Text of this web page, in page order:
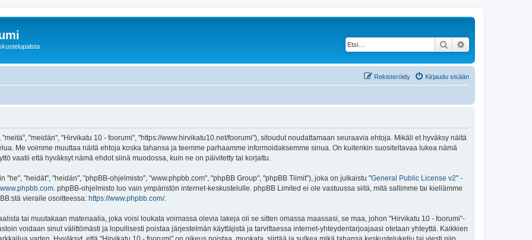
Etsi
Kirjaudu sisään
Rekisteröidy
"meidän", "Hirvikatu 10 - foorumi", "https://www.hirvikatu10.net/foorumi"), sitoudut noudattamaan seuraavia ehtoja. Mikäli et hyväksy näitä
Me voimme muuttaa näitä ehtoja koska tahansa ja teemme parhaamme informoidaksemme sinua. On kuitenkin suositeltavaa lukea nämä
vaatii että hyväksyt nämä ehdot siinä muodossa, kuin ne on päivitetty tai korjattu.
"heidät", "heidän", "phpBB-ohjelmisto", "www.phpbb.com", "phpBB Group", "phpBB Tiimit"), joka on julkaistu "General Public License v2" -
www.phpbb.com . phpBB-ohjelmisto luo vain ympäristön internet-keskustelulle. phpBB Limited ei ole vastuussa siitä, mitä sallimme tai kiellämme
vieraile osoitteessa: https://www.phpbb.com/.
tai muutakaan materiaalia, joka voisi loukata voimassa olevia lakeja oli se sitten omassa maassasi, se maa, johon "Hirvikatu 10 - foorumi"-
voidaan sinut välittömästi ja lopullisesti poistaa järjestelmän käyttäjistä ja tarvittaessa internet-yhteydentarjoajaasi otetaan yhteyttä. Kaikkien